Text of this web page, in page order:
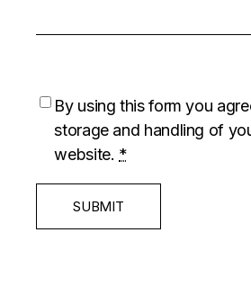
By using this form you
storage and handling of
website. *
SUBMIT